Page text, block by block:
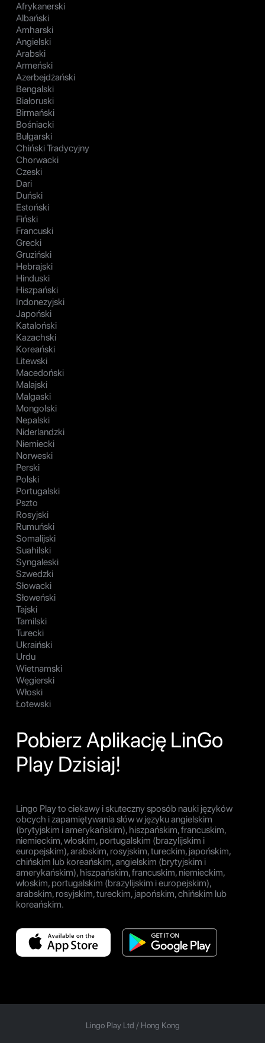
Afrykanerski
Albański
Amharski
Angielski
Arabski
Armeński
Azerbejdżański
Bengalski
Białoruski
Birmański
Bośniacki
Bułgarski
Chiński Tradycyjny
Chorwacki
Czeski
Dari
Duński
Estoński
Fiński
Francuski
Grecki
Gruziński
Hebrajski
Hinduski
Hiszpański
Indonezyjski
Japoński
Kataloński
Kazachski
Koreański
Litewski
Macedoński
Malajski
Malgaski
Mongolski
Nepalski
Niderlandzki
Niemiecki
Norweski
Perski
Polski
Portugalski
Pszto
Rosyjski
Rumuński
Somalijski
Suahilski
Syngaleski
Szwedzki
Słowacki
Słoweński
Tajski
Tamilski
Turecki
Ukraiński
Urdu
Wietnamski
Węgierski
Włoski
Łotewski
Pobierz Aplikację LinGo
Play Dzisiaj!
Lingo Play to ciekawy i skuteczny sposób nauki języków
obcych i zapamiętywania słów w języku angielskim
(brytyjskim i amerykańskim), hiszpańskim, francuskim,
niemieckim, włoskim, portugalskim (brazylijskim i
europejskim), arabskim, rosyjskim, tureckim, japońskim,
chińskim lub koreańskim, angielskim (brytyjskim i
amerykańskim), hiszpańskim, francuskim, niemieckim,
włoskim, portugalskim (brazylijskim i europejskim),
arabskim, rosyjskim, tureckim, japońskim, chińskim lub
koreańskim.
Lingo Play Ltd / Hong Kong